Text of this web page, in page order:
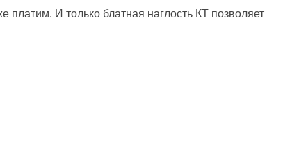
И только блатная наглость КТ позволяет